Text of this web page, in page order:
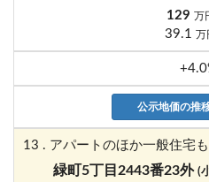
129 万
39.1 万
公示地価の推
13 . アパートのほか一般住宅
緑町5丁目2443番23外 (